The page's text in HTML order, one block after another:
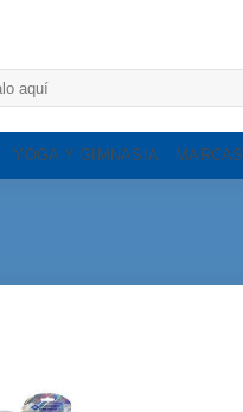
YOGA Y GIMNASIA MARCAS